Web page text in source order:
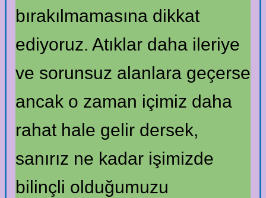
bırakılmamasına dikkat
ediyoruz. Atıklar daha ileriye
ve sorunsuz alanlara geçerse
ancak o zaman içimiz daha
rahat hale gelir dersek,
sanırız ne kadar işimizde
bilinçli olduğumuzu